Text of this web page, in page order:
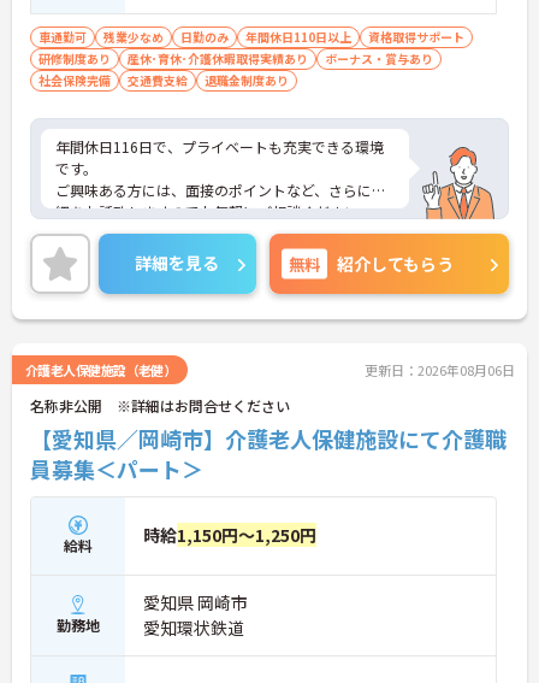
車通勤可 残業少なめ 日勤のみ 年間休日110日以上
資格取得サポート
研修制度あり
産休･育休･介護休暇取得実績あり
ボーナス・賞与あり
社会保険完備
交通費支給 退職金制度あり
年間休日116日で、プライベートも充実できる環境
です。
ご興味ある方には、面接のポイントなど、さらに詳
細をお話致しますのでお気軽にご相談ください。
詳細を見る 無料 紹介してもらう
介護老人保健施設（老健） 更新日：2026年08月06日
名称非公開 ※詳細はお問合せください
【愛知県／岡崎市】介護老人保健施設にて介護職
員募集＜パート＞
給料 時給1,150円～1,250円
勤務地
愛知県 岡崎市
愛知環状鉄道